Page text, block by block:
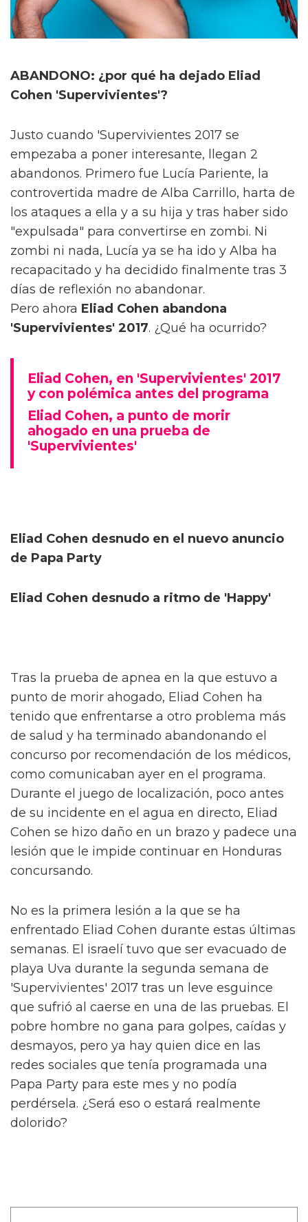
ABANDONO: ¿por qué ha dejado Eliad
Cohen 'Supervivientes'?
Justo cuando 'Supervivientes 2017 se
empezaba a poner interesante, llegan 2
abandonos. Primero fue Lucía Pariente, la
controvertida madre de Alba Carrillo, harta de
los ataques a ella y a su hija y tras haber sido
"expulsada" para convertirse en zombi. Ni
zombi ni nada, Lucía ya se ha ido y Alba ha
recapacitado y ha decidido finalmente tras 3
días de reflexión no abandonar.
Pero ahora Eliad Cohen abandona
'Supervivientes' 2017. ¿Qué ha ocurrido?
Eliad Cohen, en 'Supervivientes' 2017
y con polémica antes del programa
Eliad Cohen, a punto de morir
ahogado en una prueba de
'Supervivientes'
Eliad Cohen desnudo en el nuevo anuncio
de Papa Party
Eliad Cohen desnudo a ritmo de 'Happy'
Tras la prueba de apnea en la que estuvo a
punto de morir ahogado, Eliad Cohen ha
tenido que enfrentarse a otro problema más
de salud y ha terminado abandonando el
concurso por recomendación de los médicos,
como comunicaban ayer en el programa.
Durante el juego de localización, poco antes
de su incidente en el agua en directo, Eliad
Cohen se hizo daño en un brazo y padece una
lesión que le impide continuar en Honduras
concursando.
No es la primera lesión a la que se ha
enfrentado Eliad Cohen durante estas últimas
semanas. El israelí tuvo que ser evacuado de
playa Uva durante la segunda semana de
'Supervivientes' 2017 tras un leve esguince
que sufrió al caerse en una de las pruebas. El
pobre hombre no gana para golpes, caídas y
desmayos, pero ya hay quien dice en las
redes sociales que tenía programada una
Papa Party para este mes y no podía
perdérsela. ¿Será eso o estará realmente
dolorido?